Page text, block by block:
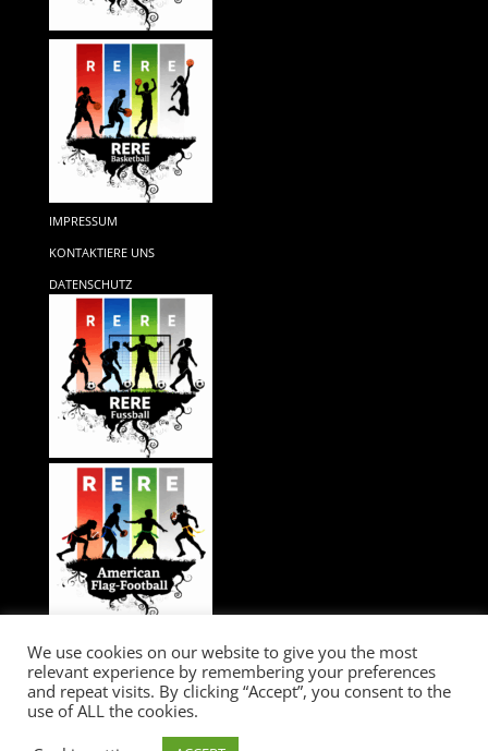
IMPRESSUM
KONTAKTIERE UNS
DATENSCHUTZ
We use cookies on our website to give you the most
relevant experience by remembering your preferences
and repeat visits. By clicking “Accept”, you consent to the
use of ALL the cookies.